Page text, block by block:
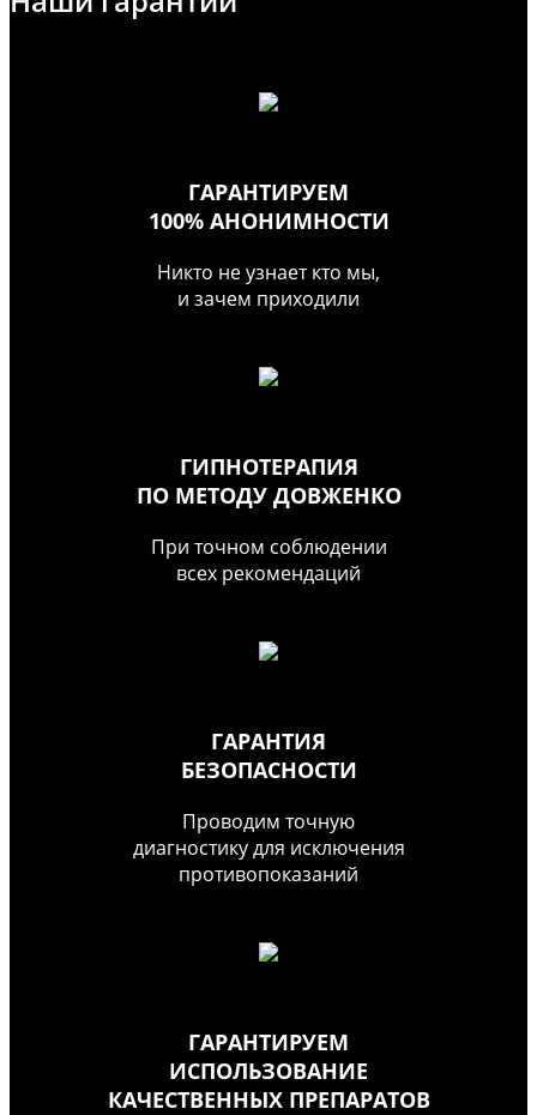
ГАРАНТИРУЕМ
100% АНОНИМНОСТИ
Никто не узнает кто мы,
и зачем приходили
ГИПНОТЕРАПИЯ
ПО МЕТОДУ ДОВЖЕНКО
При точном соблюдении
всех рекомендаций
ГАРАНТИЯ
БЕЗОПАСНОСТИ
Проводим точную
диагностику для исключения
противопоказаний
ГАРАНТИРУЕМ
ИСПОЛЬЗОВАНИЕ
КАЧЕСТВЕННЫХ ПРЕПАРАТОВ